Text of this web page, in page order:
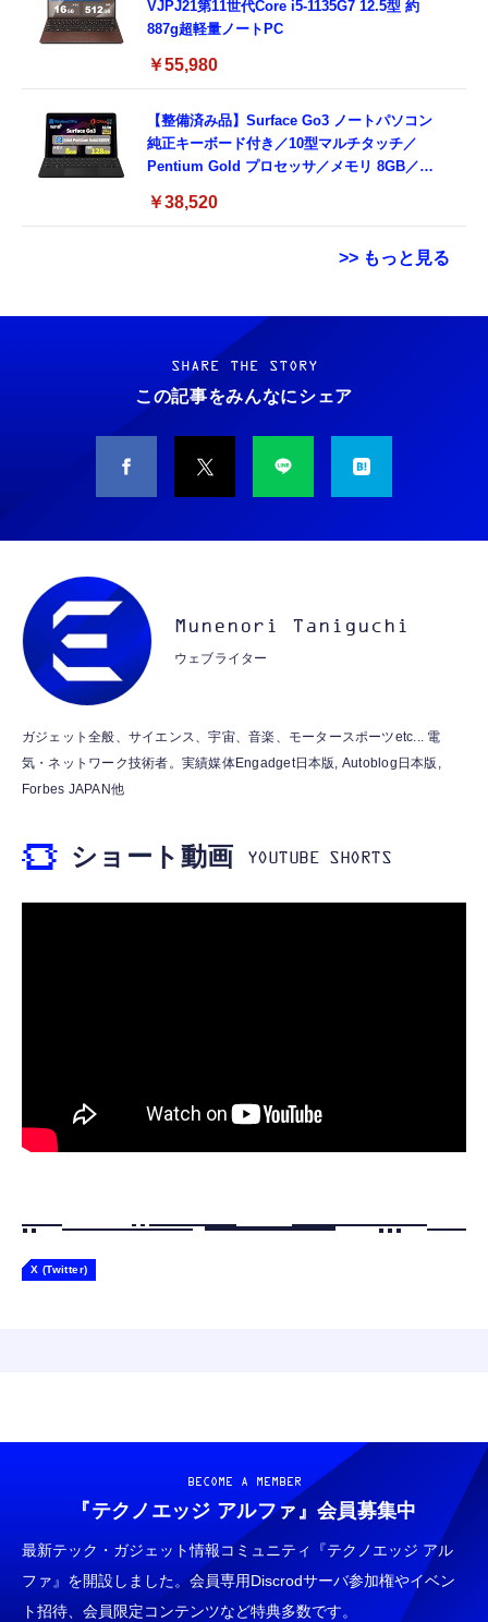
VJPJ21第11世代Core i5-1135G7 12.5型 約
887g超軽量ノートPC
￥55,980
【整備済み品】Surface Go3 ノートパソコン
純正キーボード付き／10型マルチタッチ／
Pentium Gold プロセッサ／メモリ 8GB／
Bluetooth5.0／USB-C／1080p顔認証カメラ
￥38,520
>> もっと見る
Grithope イヤホン タイプC【2026新モデル
耐久性】 有線イヤホン マイク付き HiFi音質
ノイズ低減 重低音 遅延なし
￥949
タイプc 寝ホンイヤホン 寝ホン type-c 有線
睡眠用イヤホン 【音質強化バージョン
￥2,199
MFi認証 【ハイレゾ音質】 内蔵DAC 遅延な
し 48ビット/96KHz 音量調節対応
【HIFI音質】iphone イヤホンジャック ライ
トニング イヤホン 変換 MFI認証 4極 内蔵
寝ホン 睡眠用イヤホン 寝ながら 痛くない 超
霊界コミュニケーションロボット BAKETAN
WARASHI ばけたん ワラシ 改 KAI
￥5,400
M10SR AIペット（コミュニケーションロボッ
ト）
ット）
￥53,900
霊界コミュニケーションロボット BAKETAN
【ペットロボット 】lopeto AI robot チャー
ジングベース付き ロペット 充電ベース付き
SHARE THE STORY
この記事をみんなにシェア
Munenori Taniguchi
ウェブライター
ガジェット全般、サイエンス、宇宙、音楽、モータースポーツetc... 電
気・ネットワーク技術者。実績媒体Engadget日本版, Autoblog日本版,
Forbes JAPAN他
ショート動画
X (Twitter)
BECOME A MEMBER
『テクノエッジ アルファ』 会員募集中
最新テック・ガジェット情報コミュニティ『テクノエッジ アル
ファ』を開設しました。会員専用Discrodサーバ参加権やイベン
ト招待、会員限定コンテンツなど特典多数です。